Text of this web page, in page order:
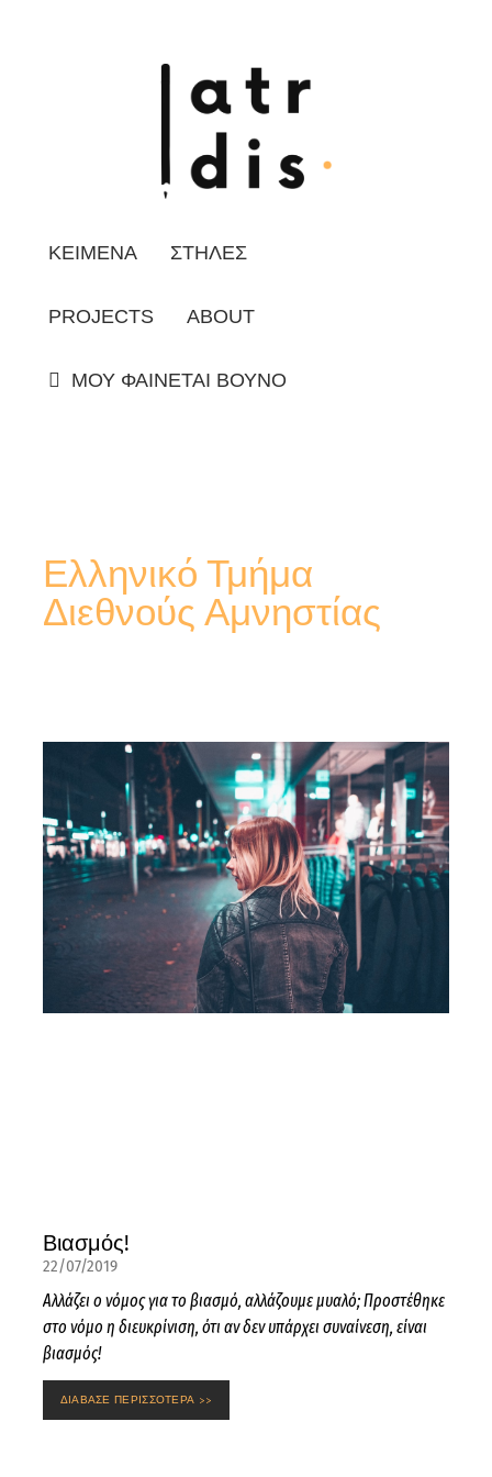
ΚΕΙΜΕΝΑ ΣΤΗΛΕΣ
PROJECTS ABOUT
ΜΟΥ ΦΑΙΝΕΤΑΙ ΒΟΥΝΟ
Ελληνικό Τμήμα
Διεθνούς Αμνηστίας
Βιασμός!
22/07/2019
Αλλάζει ο νόμος για το βιασμό, αλλάζουμε μυαλό; Προστέθηκε
στο νόμο η διευκρίνιση, ότι αν δεν υπάρχει συναίνεση, είναι
βιασμός!
ΔΙΑΒΑΣΕ ΠΕΡΙΣΣΟΤΕΡΑ >>